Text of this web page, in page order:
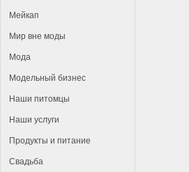
Мейкап
Мир вне моды
Мода
Модельный бизнес
Наши питомцы
Наши услуги
Продукты и питание
Свадьба